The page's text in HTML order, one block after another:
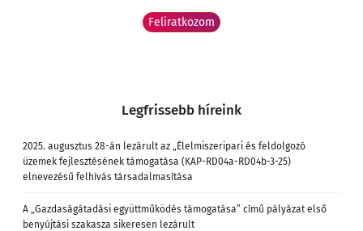
Legfrissebb híreink
2025. augusztus 28-án lezárult az „Élelmiszeripari és feldolgozó
üzemek fejlesztésének támogatása (KAP-RD04a-RD04b-3-25)
elnevezésű felhívás társadalmasítása
A „Gazdaságátadási együttműködés támogatása” című pályázat első
benyújtási szakasza sikeresen lezárult